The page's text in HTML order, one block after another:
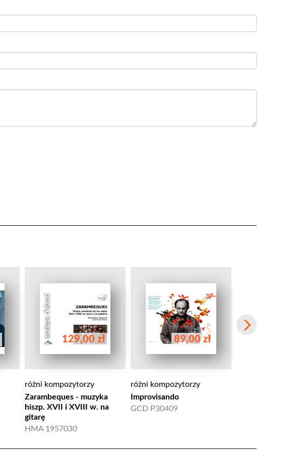
129,00 zł
różni kompozytorzy
Zarambeques - muzyka
hiszp. XVII i XVIII w. na
gitarę
HMA 1957030
89,00 zł
różni kompozytorzy
Improvisando
GCD P30409